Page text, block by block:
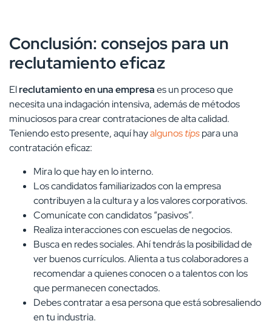
Conclusión: consejos para un
reclutamiento eficaz
Elreclutamiento en una empresaes un proceso que
necesita una indagación intensiva, además de métodos
minuciosos para crear contrataciones de alta calidad.
Teniendo esto presente, aquí hayalgunostipspara una
contratación eficaz:
Mira lo que hay en lo interno.
Los candidatos familiarizados con la empresa
contribuyen a la cultura y a los valores corporativos.
Comunícate con candidatos “pasivos”.
Realiza interacciones con escuelas de negocios.
Busca en redes sociales. Ahí tendrás la posibilidad de
ver buenos currículos. Alienta a tus colaboradores a
recomendar a quienes conocen o a talentos con los
que permanecen conectados.
Debes contratar a esa persona que está sobresaliendo
en tu industria.